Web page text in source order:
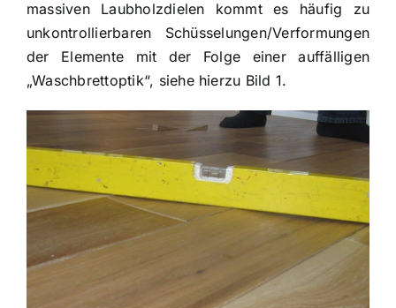
massiven Laubholzdielen kommt es häufig zu
unkontrollierbaren Schüsselungen/Verformungen
der Elemente mit der Folge einer auffälligen
„Waschbrettoptik“, siehe hierzu Bild 1.